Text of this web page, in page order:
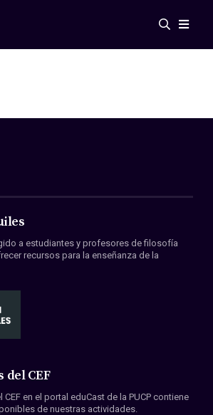
a estudiantes y profesores de filosofía
recursos para la enseñanza de la
del CEF
en el portal eduCast de la PUCP contiene
de nuestras actividades.